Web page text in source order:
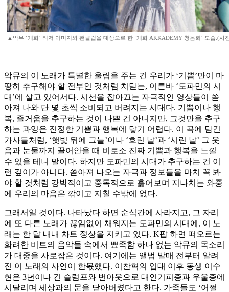
▲악뮤 ‘개화’ 티저 이미지와 팬클럽을 대상으로 한 ‘개화 AKKADEMY 청음회’ 모습.(사
악뮤의 이 노래가 특별한 울림을 주는 건 우리가 ‘기쁨’만이 마
땅히 추구해야 할 전부인 것처럼 치닫는, 이른바 ‘도파민의 시
대’에 살고 있어서다. 시선을 잡아끄는 자극적인 영상들이 쏟
아져 나와 단 몇 초씩 소비되고 버려지는 시대다. 기쁨이나 행
복, 즐거움을 추구하는 것이 나쁜 건 아니지만, 그것만을 추구
하는 과잉은 진정한 기쁨과 행복에 닿기 어렵다. 이 곡에 담긴
가사들처럼, ‘햇빛 뒤에 그늘’이나 ‘흐린 날’과 ‘시린 날’ 그 웃
음과 눈물까지 끌어안을 때 비로소 진짜 기쁨과 행복을 느낄
수 있을 테니 말이다. 하지만 도파민의 시대가 추구하는 건 이
런 깊이가 아니다. 쏟아져 나오는 자극과 정보들을 마치 꼭 봐
야 할 것처럼 강박적이고 중독적으로 훑어보며 지나치는 와중
에 우리의 마음은 깎이고 지칠 수밖에 없다.
그래서일 것이다. 나타났다 하면 순식간에 사라지고, 그 자리
에 또 다른 노래가 끊임없이 채워지는 도파민의 시대에, 이 노
래는 한 달 내내 차트 정상을 지키고 있다. K팝 하면 떠오르는
화려한 비트의 음악들 속에서 뾰족함 하나 없는 악뮤의 목소리
가 대중을 사로잡은 것이다. 여기에는 앨범 발매 전부터 알려
진 이 노래의 사연이 한몫했다. 이찬혁의 입대 이후 동생 이수
현은 3년이나 긴 슬럼프와 번아웃으로 대인기피증과 우울증에
시달리며 세상과의 문을 닫아버렸다고 한다. 가족들도 ‘어쩔